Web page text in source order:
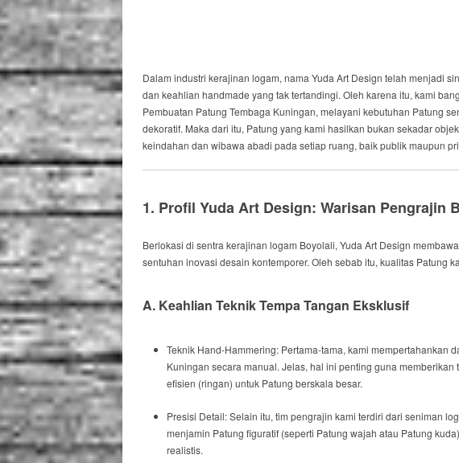
Dalam industri kerajinan logam, nama Yuda Art Design telah menjadi
dan keahlian handmade yang tak tertandingi. Oleh karena itu, kami
Pembuatan Patung Tembaga Kuningan, melayani kebutuhan Patung
dekoratif. Maka dari itu, Patung yang kami hasilkan bukan sekadar
keindahan dan wibawa abadi pada setiap ruang, baik publik maupun
1. Profil Yuda Art Design: Warisan Pengrajin
Berlokasi di sentra kerajinan logam Boyolali, Yuda Art Design
sentuhan inovasi desain kontemporer. Oleh sebab itu, kualitas Patung
A. Keahlian Teknik Tempa Tangan Eksklusif
Teknik Hand-Hammering: Pertama-tama, kami mempertahankan
Kuningan secara manual. Jelas, hal ini penting guna memberikan
efisien (ringan) untuk Patung berskala besar.
Presisi Detail:Selain itu, tim pengrajin kami terdiri dari seniman
menjamin Patung figuratif (seperti Patung wajah atau Patung
realistis.